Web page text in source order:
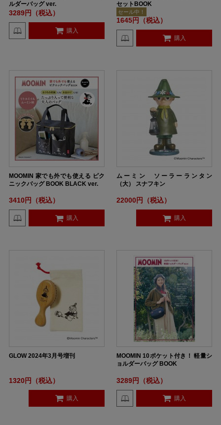
ルダーバッグ ver.
3289円（税込）
購入
セットBOOK
セール中！
1645円（税込）
購入
MOOMIN 家でも外でも使える ピク
ニックバッグ BOOK BLACK ver.
3410円（税込）
購入
ムーミン ソーラーランタン
（大） スナフキン
22000円（税込）
購入
GLOW 2024年3月号増刊
1320円（税込）
購入
MOOMIN 10ポケット付き！ 軽量シ
ョルダーバッグ BOOK
3289円（税込）
購入